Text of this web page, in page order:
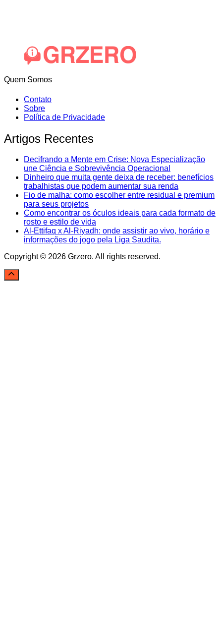
Quem Somos
Contato
Sobre
Política de Privacidade
Artigos Recentes
Decifrando a Mente em Crise: Nova Especialização
une Ciência e Sobrevivência Operacional
Dinheiro que muita gente deixa de receber: benefícios
trabalhistas que podem aumentar sua renda
Fio de malha: como escolher entre residual e premium
para seus projetos
Como encontrar os óculos ideais para cada formato de
rosto e estilo de vida
Al-Ettifaq x Al-Riyadh: onde assistir ao vivo, horário e
informações do jogo pela Liga Saudita.
Copyright © 2026 Grzero. All rights reserved.